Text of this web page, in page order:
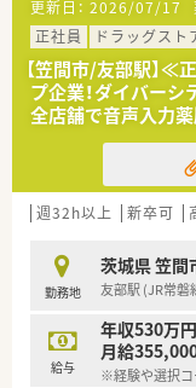
■薬剤師が中心
種多様に用意
■店舗拡大に伴
トのポジション
■在宅や教育等
とも可能です。
■その他にも
域は多種多様で
■在宅実施店舗
わる事ができま
時短勤務がで
■年間休日が
■日用品から
たくさんあります
更新日： 2026/07/17
正社員
ドラッグスト
【笠間市/友部駅】
プ企業！ダイバーシ
全店舗で音声入力
週32h以上 新卒可
勤務地
茨城県 笠間
友部駅 (JR常磐
給与
年収530万
月給
※経験や選択コ